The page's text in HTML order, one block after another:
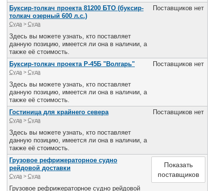
Буксир-толкач проекта 81200 БТО (буксир-
толкач озерный 600 л.с.)
Суда > Cуда
Здесь вы можете узнать, кто поставляет
данную позицию, имеется ли она в наличии, а
также её стоимость.
Поставщиков нет
Буксир-толкач проекта Р-45Б "Волгарь"
Суда > Cуда
Здесь вы можете узнать, кто поставляет
данную позицию, имеется ли она в наличии, а
также её стоимость.
Поставщиков нет
Гостиница для крайнего севера
Суда > Cуда
Здесь вы можете узнать, кто поставляет
данную позицию, имеется ли она в наличии, а
также её стоимость.
Поставщиков нет
Грузовое рефрижераторное судно
рейдовой доставки
Суда > Cуда
Грузовое рефрижераторное судно рейдовой
Показать
поставщиков